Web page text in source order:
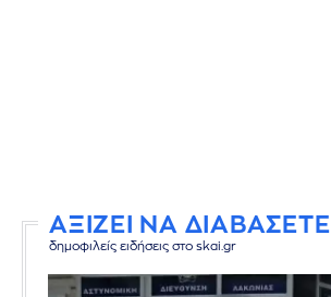
ΑΞΙΖΕΙ ΝΑ ΔΙΑΒΑΣΕΤΕ
δημοφιλείς ειδήσεις στο skai.gr